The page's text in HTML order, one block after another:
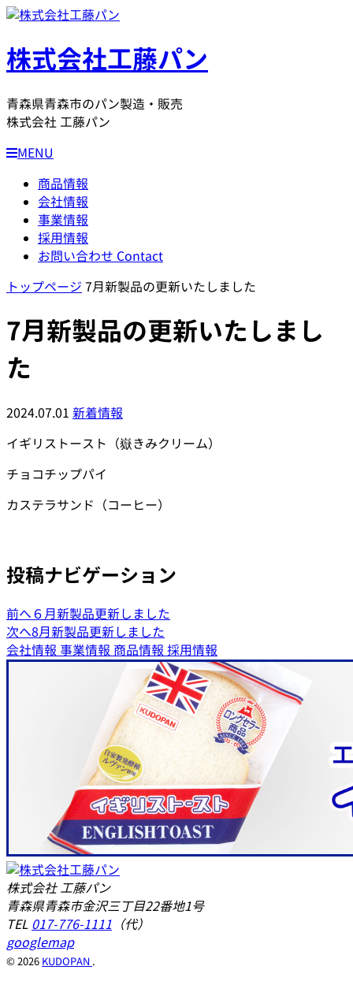
株式会社工藤パン
青森県青森市のパン製造・販売
株式会社 工藤パン
MENU
商品情報
会社情報
事業情報
採用情報
お問い合わせ Contact
トップページ 7月新製品の更新いたしました
7月新製品の更新いたしまし
た
2024.07.01 新着情報
イギリストースト（嶽きみクリーム）
チョコチップパイ
カステラサンド（コーヒー）
投稿ナビゲーション
前へ６月新製品更新しました
次へ8月新製品更新しました
会社情報 事業情報 商品情報 採用情報
株式会社 工藤パン
青森県青森市金沢三丁目22番地1号
TEL 017-776-1111 （代）
googlemap
© 2026 KUDOPAN .